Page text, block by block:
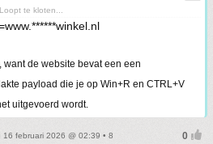
Loopt te kloten...
de website bevat een een
payload die je op Win+R en CTRL+V
uitgevoerd wordt.
16 februari 2026 @ 02:39 • 8